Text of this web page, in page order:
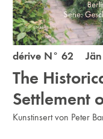
dérive N° 62 Jän
The
Settlement
Kunstinsert von Peter